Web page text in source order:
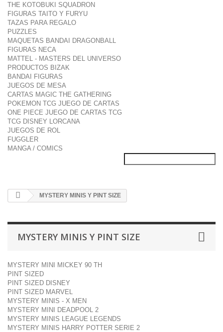
THE KOTOBUKI SQUADRON
FIGURAS TAITO Y FURYU
TAZAS PARA REGALO
PUZZLES
MAQUETAS BANDAI DRAGONBALL
FIGURAS NECA
MATTEL - MASTERS DEL UNIVERSO
PRODUCTOS BIZAK
BANDAI FIGURAS
JUEGOS DE MESA
CARTAS MAGIC THE GATHERING
POKEMON TCG JUEGO DE CARTAS
ONE PIECE JUEGO DE CARTAS TCG
TCG DISNEY LORCANA
JUEGOS DE ROL
FUGGLER
MANGA / COMICS
MYSTERY MINIS Y PINT SIZE
MYSTERY MINIS Y PINT SIZE
MYSTERY MINI MICKEY 90 TH
PINT SIZED
PINT SIZED DISNEY
PINT SIZED MARVEL
MYSTERY MINIS - X MEN
MYSTERY MINI DEADPOOL 2
MYSTERY MINIS LEAGUE LEGENDS
MYSTERY MINIS HARRY POTTER SERIE 2